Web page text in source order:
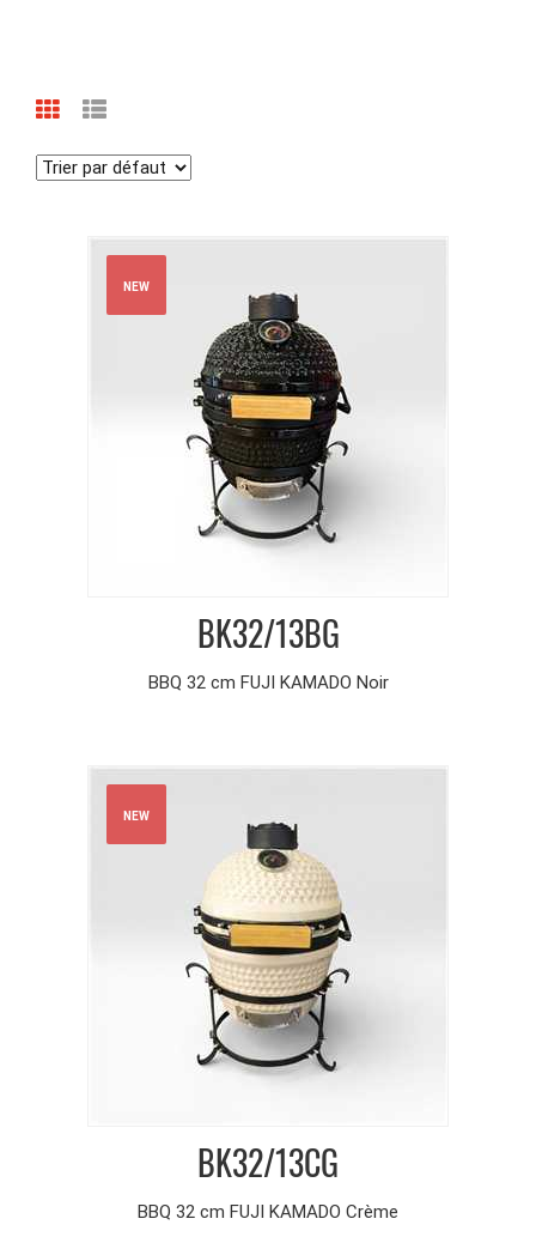
NEW
BK32/13BG
BBQ 32 cm FUJI KAMADO Noir
NEW
BK32/13CG
BBQ 32 cm FUJI KAMADO Crème